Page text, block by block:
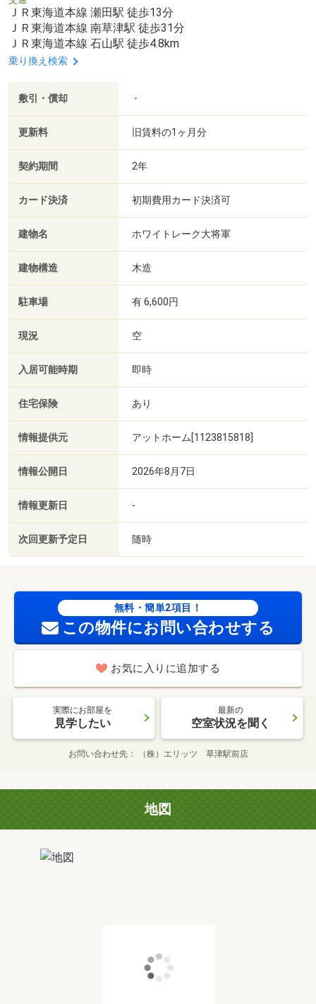
ＪＲ東海道本線 瀬田駅 徒歩13分
ＪＲ東海道本線 南草津駅 徒歩31分
ＪＲ東海道本線 石山駅 徒歩4.8km
乗り換え検索
敷引・償却 -
更新料 旧賃料の1ヶ月分
契約期間 2年
カード決済 初期費用カード決済可
建物名 ホワイトレーク大将軍
建物構造 木造
駐車場 有 6,600円
現況 空
入居可能時期 即時
住宅保険 あり
情報提供元 アットホーム[1123815818]
情報公開日 2026年8月7日
情報更新日 -
次回更新予定日 随時
無料・簡単2項目！
この物件にお問い合わせする
お気に入りに追加する
実際にお部屋を
見学したい
最新の
空室状況を聞く
お問い合わせ先 （株）エリッツ 草津駅前店
地図